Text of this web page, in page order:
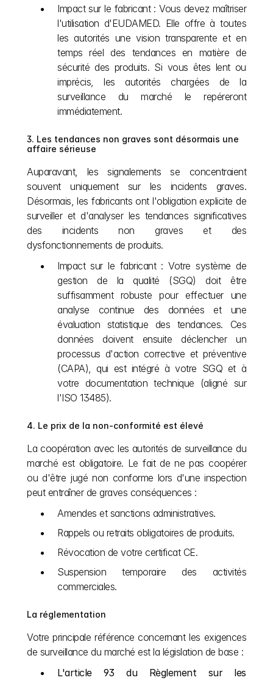
Impact sur le fabricant : Vous devez maîtriser
l'utilisation d'EUDAMED. Elle offre à toutes
les autorités une vision transparente et en
temps réel des tendances en matière de
sécurité des produits. Si vous êtes lent ou
imprécis, les autorités chargées de la
surveillance du marché le repéreront
immédiatement.
3. Les tendances non graves sont désormais une
affaire sérieuse
Auparavant, les signalements se concentraient
souvent uniquement sur les incidents graves.
Désormais, les fabricants ont l'obligation explicite de
surveiller et d'analyser les tendances significatives
des incidents non graves et des
dysfonctionnements de produits.
Impact sur le fabricant : Votre système de
gestion de la qualité (SGQ) doit être
suffisamment robuste pour effectuer une
analyse continue des données et une
évaluation statistique des tendances. Ces
données doivent ensuite déclencher un
processus d'action corrective et préventive
(CAPA), qui est intégré à votre SGQ et à
votre documentation technique (aligné sur
l'ISO 13485).
4. Le prix de la non-conformité est élevé
La coopération avec les autorités de surveillance du
marché est obligatoire. Le fait de ne pas coopérer
ou d'être jugé non conforme lors d'une inspection
peut entraîner de graves conséquences :
Amendes et sanctions administratives.
Rappels ou retraits obligatoires de produits.
Révocation de votre certificat CE.
Suspension temporaire des activités
commerciales.
La réglementation
Votre principale référence concernant les exigences
de surveillance du marché est la législation de base :
L'article 93 du Règlement sur les